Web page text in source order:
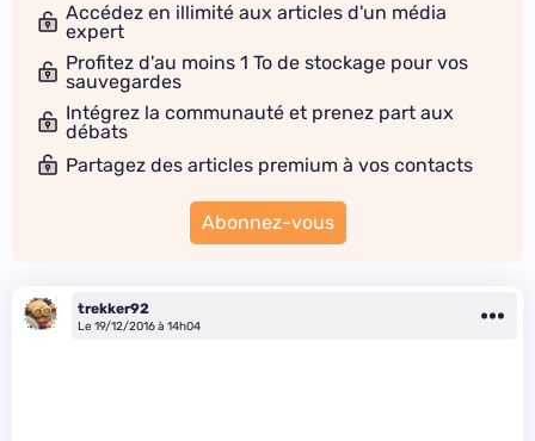
Accédez en illimité aux articles d'un média
expert
Profitez d'au moins 1 To de stockage pour vos
sauvegardes
Intégrez la communauté et prenez part aux
débats
Partagez des articles premium à vos contacts
Abonnez-vous
trekker92
Le 19/12/2016 à 14h04